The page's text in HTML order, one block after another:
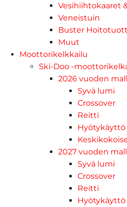
Vesihiihtokaaret
Veneistuin
Buster
Muut
Moottorikelkkailu
Ski-Doo -
2026 vuoden
Syvä lumi
Crossover
Reitti
Hyötykäyttö
2027 vuoden
Syvä lumi
Crossover
Reitti
Hyötykäyttö